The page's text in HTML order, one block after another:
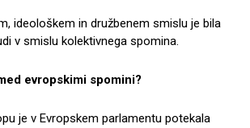
ideološkem in družbenem smislu je bila
v smislu kolektivnega spomina.
evropskimi spomini?
je v Evropskem parlamentu potekala